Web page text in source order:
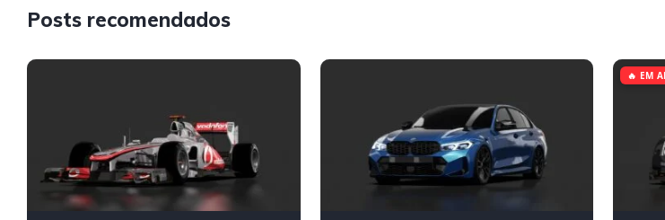
Posts recomendados
🔥 EM